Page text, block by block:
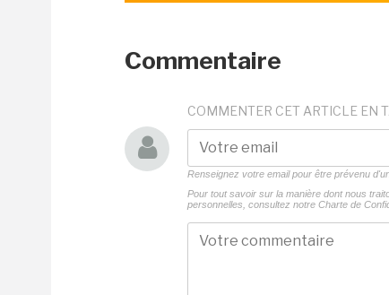
Commentaire
COMMENTER CET ARTICLE EN
Renseignez votre email pour être prévenu
Pour tout savoir sur la manière dont nous
personnelles, consultez notre Charte de